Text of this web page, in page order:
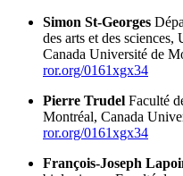
Simon St-Georges
des arts et des
Canada Université de
ror.org/0161xgx34
Pierre Trudel Faculté
Montréal, Canada
ror.org/0161xgx34
François-Joseph